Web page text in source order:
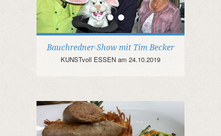
Bauchredner-Show mit Tim Becker
KUNSTvoll ESSEN am 24.10.2019